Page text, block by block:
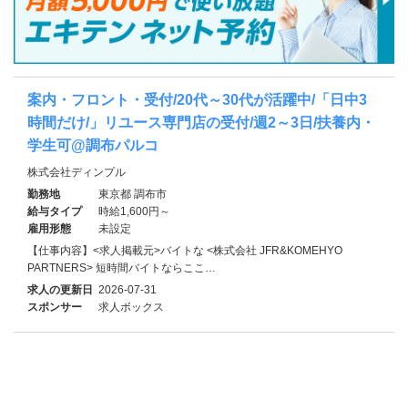
案内・フロント・受付/20代～30代が活躍中/「日中3
時間だけ/」リユース専門店の受付/週2～3日/扶養内・
学生可@調布パルコ
株式会社ディンプル
勤務地
東京都 調布市
給与タイプ
時給1,600円～
雇用形態
未設定
【仕事内容】<求人掲載元>バイトな <株式会社 JFR&KOMEHYO
PARTNERS> 短時間バイトならここ…
求人の更新日 2026-07-31
スポンサー
求人ボックス